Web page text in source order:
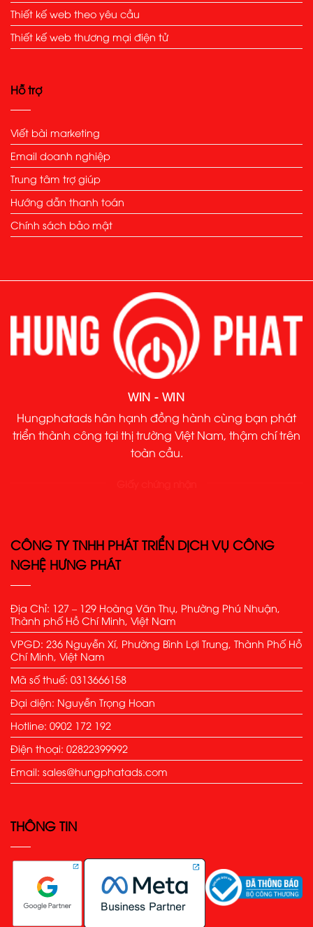
Thiết kế web theo yêu cầu
Thiết kế web thương mại điện tử
Hỗ trợ
Viết bài marketing
Email doanh nghiệp
Trung tâm trợ giúp
Hướng dẫn thanh toán
Chính sách bảo mật
WIN - WIN
Hungphatads hân hạnh đồng hành cùng bạn phát
triển thành công tại thị trường Việt Nam, thậm chí trên
toàn cầu.
CÔNG TY TNHH PHÁT TRIỂN DỊCH VỤ CÔNG
NGHỆ HƯNG PHÁT
Địa Chỉ: 127 – 129 Hoàng Văn Thụ, Phường Phú Nhuận,
Thành phố Hồ Chí Minh, Việt Nam
VPGD: 236 Nguyễn Xí, Phường Bình Lợi Trung, Thành Phố Hồ
Chí Minh, Việt Nam
Mã số thuế: 0313666158
Đại diện: Nguyễn Trọng Hoan
Hotline: 0902 172 192
Điện thoại: 02822399992
Email: sales@hungphatads.com
THÔNG TIN